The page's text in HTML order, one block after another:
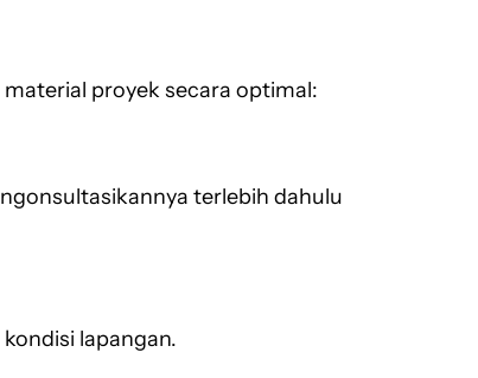
proyek secara optimal:
terlebih dahulu
lapangan.